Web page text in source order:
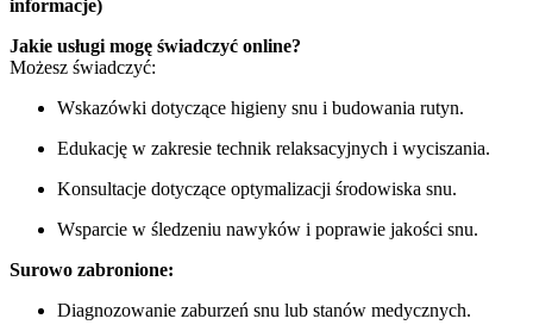
informacje)
Jakie usługi mogę świadczyć online?
Możesz świadczyć:
Wskazówki dotyczące higieny snu i budowania rutyn.
Edukację w zakresie technik relaksacyjnych i wyciszania.
Konsultacje dotyczące optymalizacji środowiska snu.
Wsparcie w śledzeniu nawyków i poprawie jakości snu.
Surowo zabronione:
Diagnozowanie zaburzeń snu lub stanów medycznych.